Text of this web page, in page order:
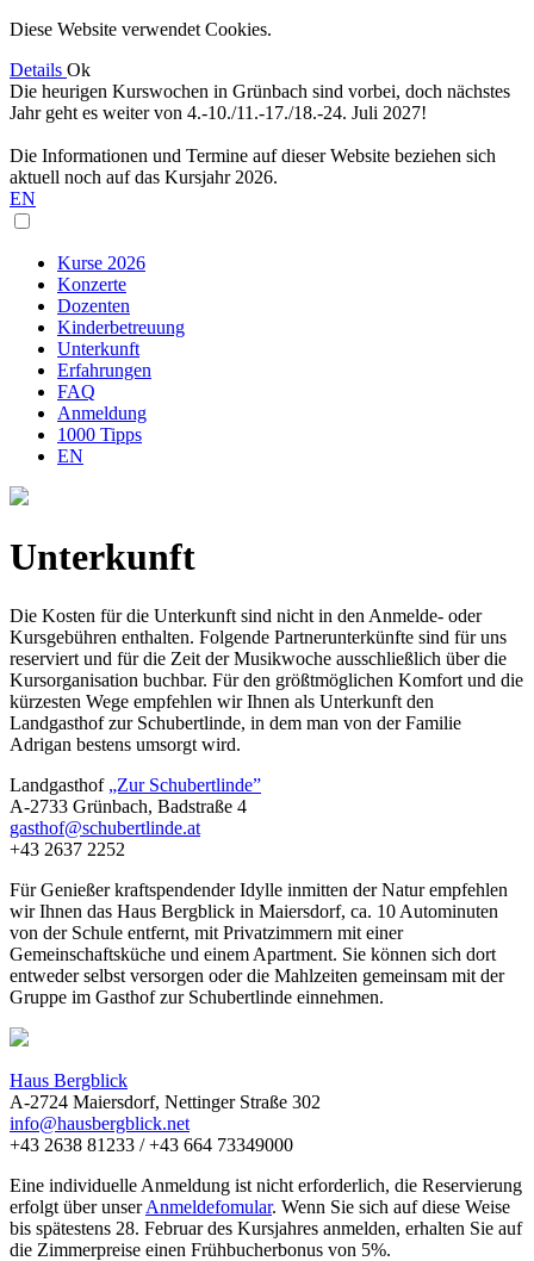
Diese Website verwendet Cookies.
Details Ok
Die heurigen Kurswochen in Grünbach sind vorbei, doch nächstes
Jahr geht es weiter von 4.-10./11.-17./18.-24. Juli 2027!
Die Informationen und Termine auf dieser Website beziehen sich
aktuell noch auf das Kursjahr 2026.
EN
Kurse 2026
Konzerte
Dozenten
Kinderbetreuung
Unterkunft
Erfahrungen
FAQ
Anmeldung
1000 Tipps
EN
Unterkunft
Die Kosten für die Unterkunft sind nicht in den Anmelde- oder
Kursgebühren enthalten. Folgende Partnerunterkünfte sind für uns
reserviert und für die Zeit der Musikwoche ausschließlich über die
Kursorganisation buchbar. Für den größtmöglichen Komfort und die
kürzesten Wege empfehlen wir Ihnen als Unterkunft den
Landgasthof zur Schubertlinde, in dem man von der Familie
Adrigan bestens umsorgt wird.
Landgasthof „Zur Schubertlinde”
A-2733 Grünbach, Badstraße 4
gasthof@schubertlinde.at
+43 2637 2252
Für Genießer kraftspendender Idylle inmitten der Natur empfehlen
wir Ihnen das Haus Bergblick in Maiersdorf, ca. 10 Autominuten
von der Schule entfernt, mit Privatzimmern mit einer
Gemeinschaftsküche und einem Apartment. Sie können sich dort
entweder selbst versorgen oder die Mahlzeiten gemeinsam mit der
Gruppe im Gasthof zur Schubertlinde einnehmen.
Haus Bergblick
A-2724 Maiersdorf, Nettinger Straße 302
info@hausbergblick.net
+43 2638 81233 / +43 664 73349000
Eine individuelle Anmeldung ist nicht erforderlich, die Reservierung
erfolgt über unserAnmeldefomular. Wenn Sie sich auf diese Weise
bis spätestens 28. Februar des Kursjahres anmelden, erhalten Sie auf
die Zimmerpreise einen Frühbucherbonus von 5%.